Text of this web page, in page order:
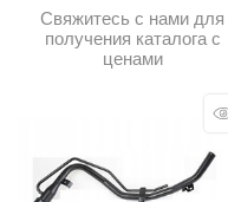
Свяжитесь с нами для
получения каталога с
ценами